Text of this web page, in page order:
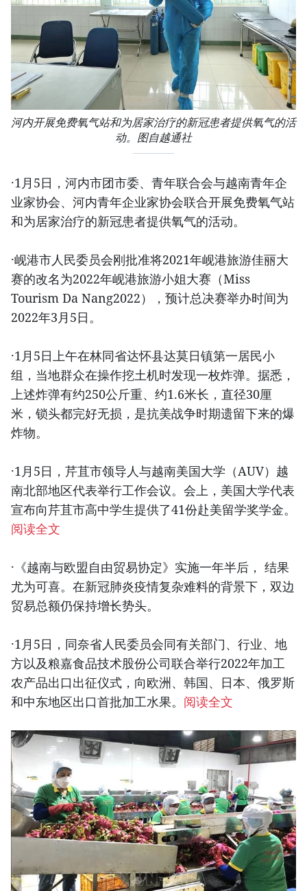
河内开展免费氧气站和为居家治疗的新冠患者提供氧气的活
动。图自越通社
·1月5日，河内市团市委、青年联合会与越南青年企
业家协会、河内青年企业家协会联合开展免费氧气站
和为居家治疗的新冠患者提供氧气的活动。
·岘港市人民委员会刚批准将2021年岘港旅游佳丽大
赛的改名为2022年岘港旅游小姐大赛（Miss
Tourism Da Nang2022），预计总决赛举办时间为
2022年3月5日。
·1月5日上午在林同省达怀县达莫日镇第一居民小
组，当地群众在操作挖土机时发现一枚炸弹。据悉，
上述炸弹有约250公斤重、约1.6米长，直径30厘
米，锁头都完好无损，是抗美战争时期遗留下来的爆
炸物。
·1月5日，芹苴市领导人与越南美国大学（AUV）越
南北部地区代表举行工作会议。会上，美国大学代表
宣布向芹苴市高中学生提供了41份赴美留学奖学金。
阅读全文
·《越南与欧盟自由贸易协定》实施一年半后， 结果
尤为可喜。在新冠肺炎疫情复杂难料的背景下，双边
贸易总额仍保持增长势头。
·1月5日，同奈省人民委员会同有关部门、行业、地
方以及粮嘉食品技术股份公司联合举行2022年加工
农产品出口出征仪式，向欧洲、韩国、日本、俄罗斯
和中东地区出口首批加工水果。 阅读全文